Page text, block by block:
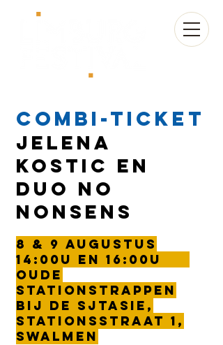
combi-ticket
Jelena
Kostic en
Duo No
Nonsens
8 & 9 augustus
14:00u en 16:00u
Oude
stationstrappen
bij de Sjtasie,
stationsstraat 1,
Swalmen